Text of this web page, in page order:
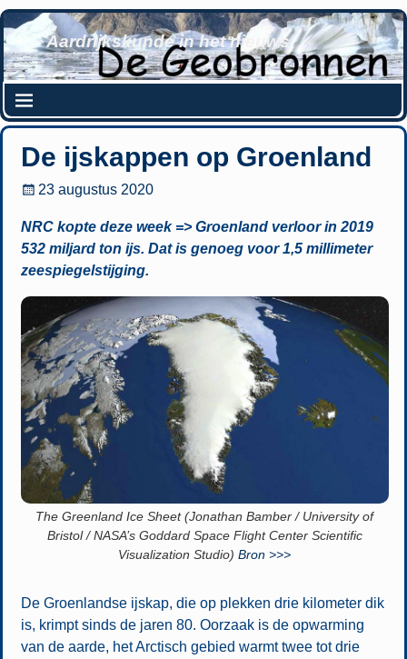
Aardrijkskunde in het nieuws
De ijskappen op Groenland
23 augustus 2020
NRC kopte deze week => Groenland verloor in 2019
532 miljard ton ijs. Dat is genoeg voor 1,5 millimeter
zeespiegelstijging.
The Greenland Ice Sheet (Jonathan Bamber / University of
Bristol / NASA’s Goddard Space Flight Center Scientific
Visualization Studio) Bron >>>
De Groenlandse ijskap, die op plekken drie kilometer dik
is, krimpt sinds de jaren 80. Oorzaak is de opwarming
van de aarde, het Arctisch gebied warmt twee tot drie